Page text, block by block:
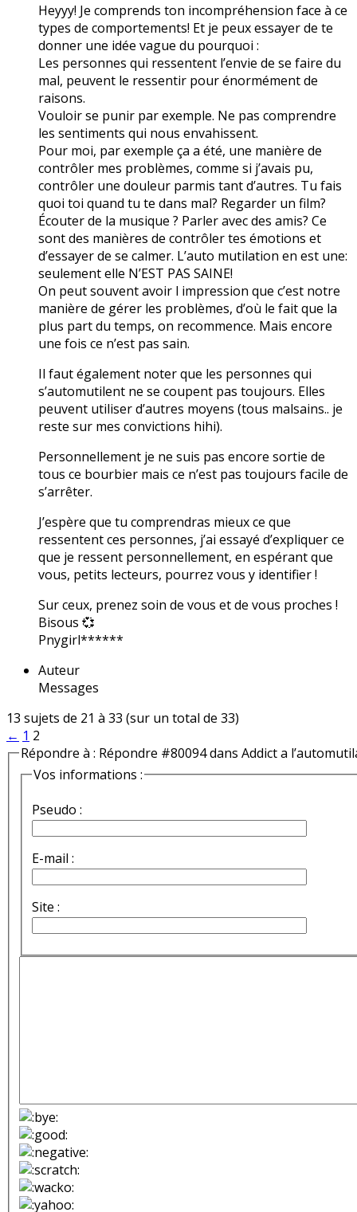
Heyyy! Je comprends ton incompréhension face à ce
types de comportements! Et je peux essayer de te
donner une idée vague du pourquoi :
Les personnes qui ressentent l’envie de se faire du
mal, peuvent le ressentir pour énormément de
raisons.
Vouloir se punir par exemple. Ne pas comprendre
les sentiments qui nous envahissent.
Pour moi, par exemple ça a été, une manière de
contrôler mes problèmes, comme si j’avais pu,
contrôler une douleur parmis tant d’autres. Tu fais
quoi toi quand tu te dans mal? Regarder un film?
Écouter de la musique ? Parler avec des amis? Ce
sont des manières de contrôler tes émotions et
d’essayer de se calmer. L’auto mutilation en est une:
seulement elle N’EST PAS SAINE!
On peut souvent avoir l impression que c’est notre
manière de gérer les problèmes, d’où le fait que la
plus part du temps, on recommence. Mais encore
une fois ce n’est pas sain.
Il faut également noter que les personnes qui
s’automutilent ne se coupent pas toujours. Elles
peuvent utiliser d’autres moyens (tous malsains.. je
reste sur mes convictions hihi).
Personnellement je ne suis pas encore sortie de
tous ce bourbier mais ce n’est pas toujours facile de
s’arrêter.
J’espère que tu comprendras mieux ce que
ressentent ces personnes, j’ai essayé d’expliquer ce
que je ressent personnellement, en espérant que
vous, petits lecteurs, pourrez vous y identifier !
Sur ceux, prenez soin de vous et de vous proches !
Bisous 💞
Pnygirl******
Auteur
Messages
13 sujets de 21 à 33 (sur un total de 33)
← 1 2
Répondre à : Répondre #80094 dans Addict a
Vos informations :
Pseudo :
E-mail :
Site :